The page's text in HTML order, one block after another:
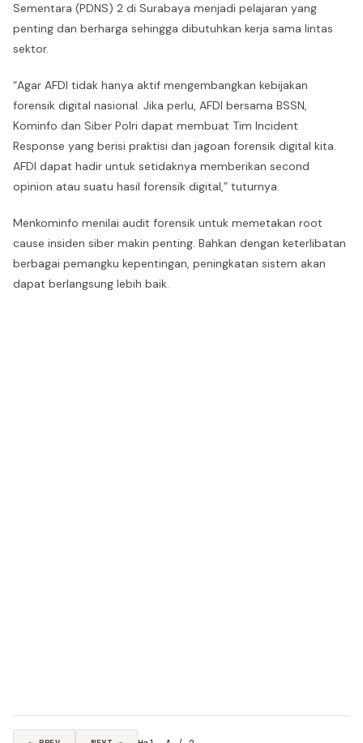
Sementara (PDNS) 2 di Surabaya menjadi pelajaran yang
penting dan berharga sehingga dibutuhkan kerja sama lintas
sektor.
“Agar AFDI tidak hanya aktif mengembangkan kebijakan
forensik digital nasional. Jika perlu, AFDI bersama BSSN,
Kominfo dan Siber Polri dapat membuat Tim Incident
Response yang berisi praktisi dan jagoan forensik digital kita.
AFDI dapat hadir untuk setidaknya memberikan second
opinion atau suatu hasil forensik digital,” tuturnya.
Menkominfo menilai audit forensik untuk memetakan root
cause insiden siber makin penting. Bahkan dengan keterlibatan
berbagai pemangku kepentingan, peningkatan sistem akan
dapat berlangsung lebih baik.